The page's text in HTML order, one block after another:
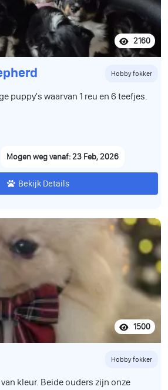
2160
Hobby fokker
puppy's waarvan 1 reu en 6 teefjes.
Mogen weg vanaf: 23 Feb, 2026
Bekijk Details
1500
Hobby fokker
zijn onze